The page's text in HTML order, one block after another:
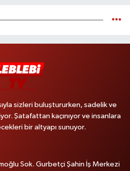
sizleri buluştururken, sadelik ve
Şatafattan kaçınıyor ve insanlara
bir altyapı sunuyor.
Sok. Gurbetçi Şahin İş Merkezi